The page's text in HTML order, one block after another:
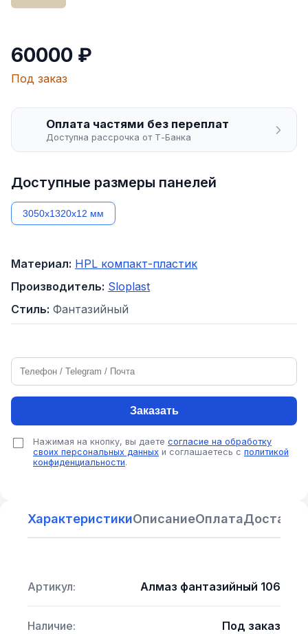
60000 ₽
Под заказ
Оплата частями без переплат
Доступна рассрочка от Т-Банка
Доступные размеры панелей
3050х1320х12 мм
Материал: HPL компакт-пластик
Производитель: Sloplast
Стиль: Фантазийный
Заказать
Нажимая на кнопку, вы даете согласие на обработку
своих персональных данных и соглашаетесь с политикой
конфиденциальности.
ХарактеристикиОписаниеОплатаДоставка
Артикул: Алмаз фантазийный 106
Наличие: Под заказ